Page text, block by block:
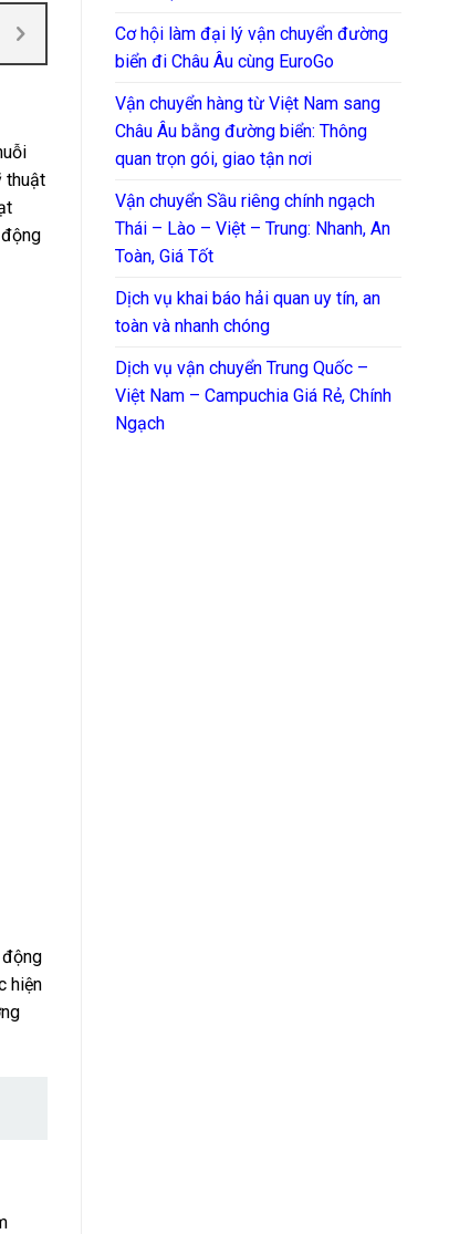
thuật
hiện
Cơ hội làm đại lý vận chuyển đường
biển đi Châu Âu cùng EuroGo
Vận chuyển hàng từ Việt Nam sang
Châu Âu bằng đường biển: Thông
quan trọn gói, giao tận nơi
Vận chuyển Sầu riêng chính ngạch
Thái – Lào – Việt – Trung: Nhanh, An
Toàn, Giá Tốt
Dịch vụ khai báo hải quan uy tín, an
toàn và nhanh chóng
Dịch vụ vận chuyển Trung Quốc –
Việt Nam – Campuchia Giá Rẻ, Chính
Ngạch